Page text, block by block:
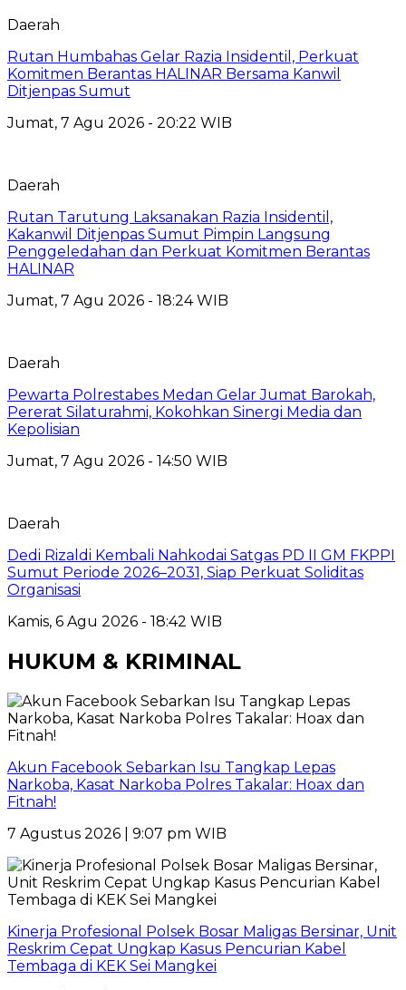
Daerah
Rutan Humbahas Gelar Razia Insidentil, Perkuat
Komitmen Berantas HALINAR Bersama Kanwil
Ditjenpas Sumut
Jumat, 7 Agu 2026 - 20:22 WIB
Daerah
Rutan Tarutung Laksanakan Razia Insidentil,
Kakanwil Ditjenpas Sumut Pimpin Langsung
Penggeledahan dan Perkuat Komitmen Berantas
HALINAR
Jumat, 7 Agu 2026 - 18:24 WIB
Daerah
Pewarta Polrestabes Medan Gelar Jumat Barokah,
Pererat Silaturahmi, Kokohkan Sinergi Media dan
Kepolisian
Jumat, 7 Agu 2026 - 14:50 WIB
Daerah
Dedi Rizaldi Kembali Nahkodai Satgas PD II GM FKPPI
Sumut Periode 2026–2031, Siap Perkuat Soliditas
Organisasi
Kamis, 6 Agu 2026 - 18:42 WIB
HUKUM & KRIMINAL
Akun Facebook Sebarkan Isu Tangkap Lepas
Narkoba, Kasat Narkoba Polres Takalar: Hoax dan
Fitnah!
7 Agustus 2026 | 9:07 pm WIB
Kinerja Profesional Polsek Bosar Maligas Bersinar, Unit
Reskrim Cepat Ungkap Kasus Pencurian Kabel
Tembaga di KEK Sei Mangkei